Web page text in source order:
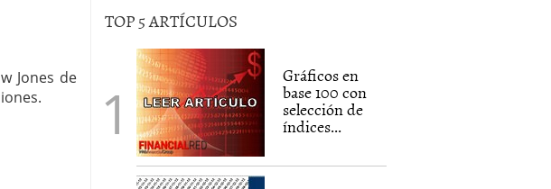
Jones de
TOP 5 ARTÍCULOS
Gráficos en
base 100 con
selección de
índices...